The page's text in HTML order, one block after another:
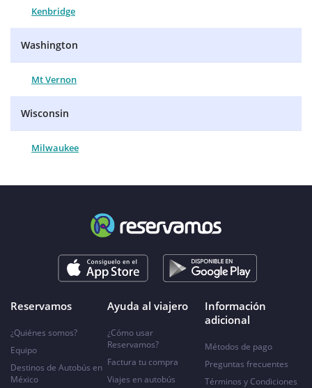
Kenbridge
Washington
Mt Vernon
Wisconsin
Milwaukee
Reservamos
¿Quiénes somos?
Equipo
Destinos de Autobús en
México
Ayuda al viajero
¿Cómo usar
Reservamos?
Factura tu compra
Viajes en autobús
Información
adicional
Métodos de pago
Preguntas frecuentes
Términos y Condiciones